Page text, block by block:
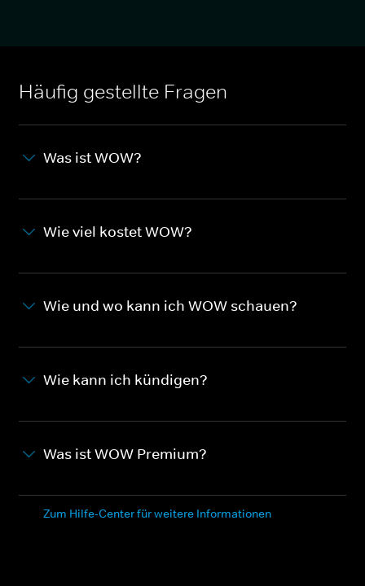
Häufig gestellte Fragen
Was ist WOW?
Wie viel kostet WOW?
Wie und wo kann ich WOW schauen?
Wie kann ich kündigen?
Was ist WOW Premium?
Zum Hilfe-Center für weitere Informationen